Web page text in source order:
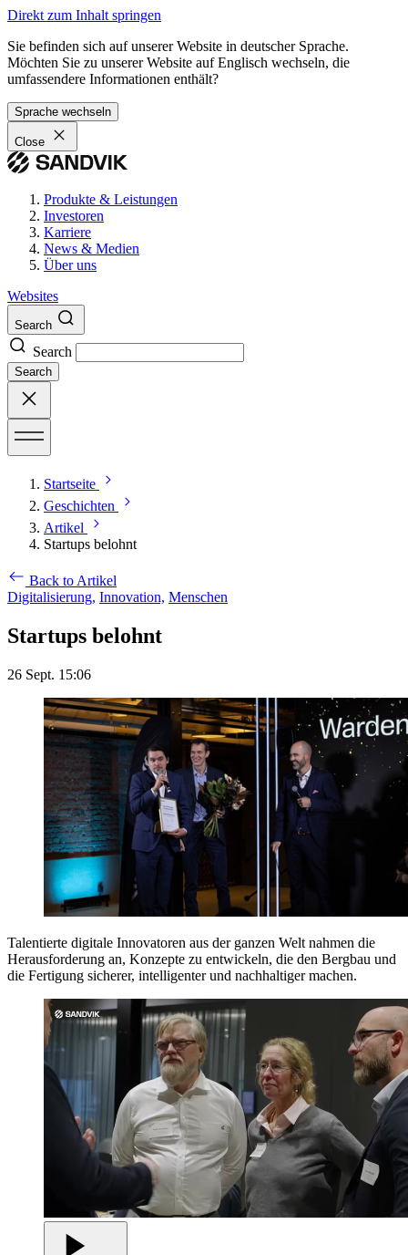
Direkt zum Inhalt springen
Sie befinden sich auf unserer Website in deutscher Sprache.
Möchten Sie zu unserer Website auf Englisch wechseln, die
umfassendere Informationen enthält?
Sprache wechseln
Close
Produkte & Leistungen
Investoren
Karriere
News & Medien
Über uns
Websites
Search
Search
Search
Startseite
Geschichten
Artikel
Startups belohnt
Back to Artikel
Digitalisierung, Innovation, Menschen
Startups belohnt
26 Sept. 15:06
Talentierte digitale Innovatoren aus der ganzen Welt nahmen die
Herausforderung an, Konzepte zu entwickeln, die den Bergbau und
die Fertigung sicherer, intelligenter und nachhaltiger machen.